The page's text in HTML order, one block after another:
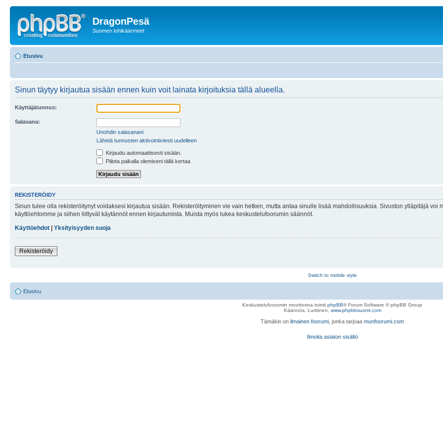
DragonPesä
Suomen lohikäärmeet
Etusivu
Sinun täytyy kirjautua sisään ennen kuin voit lainata kirjoituksia tällä alueella.
Käyttäjätunnus:
Salasana:
Unohdin salasanani
Lähetä tunnusten aktivointiviesti uudelleen
Kirjaudu automaattisesti sisään.
Piilota paikalla olemiseni tällä kertaa
REKISTERÖIDY
Sinun tulee olla rekisteröitynyt voidaksesi kirjautua sisään. Rekisteröityminen vie vain hetken, mutta antaa sinulle lisää mahdollisuuksia. Sivuston ylläpitäjä
käyttöehtomme ja siihen liittyvät käytännöt ennen kirjautumista. Muista myös lukea keskustelufoorumin säännöt.
Käyttöehdot
Yksityisyyden suoja
Rekisteröidy
Switch to mobile style
Etusivu
Keskustelufoorumin moottorina toimii phpBB® Forum Software © phpBB Group
Käännös, Lurttinen, www.phpbbsuomi.com
Tämäkin on ilmainen foorumi , jonka tarjoaa munfoorumi.com
Ilmoita asiaton sisältö